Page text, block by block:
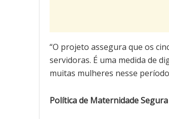
“O projeto assegura que os
servidoras. É uma medida de
muitas mulheres nesse
Política de Maternidade Segura